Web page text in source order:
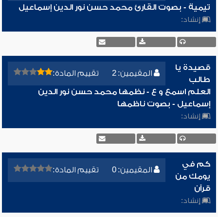
تيمية - بصوت القارئ محمد حسن نور الدين إسماعيل
إنشاد:
المقيمين: 2 تقييم المادة:
قصيدة يا
طالب
العلم اسمع و ع - نظمها محمد حسن نور الدين
إسماعيل - بصوت ناظمها
إنشاد:
المقيمين: 0 تقييم المادة:
كم في
يومك من
قرآن
إنشاد: